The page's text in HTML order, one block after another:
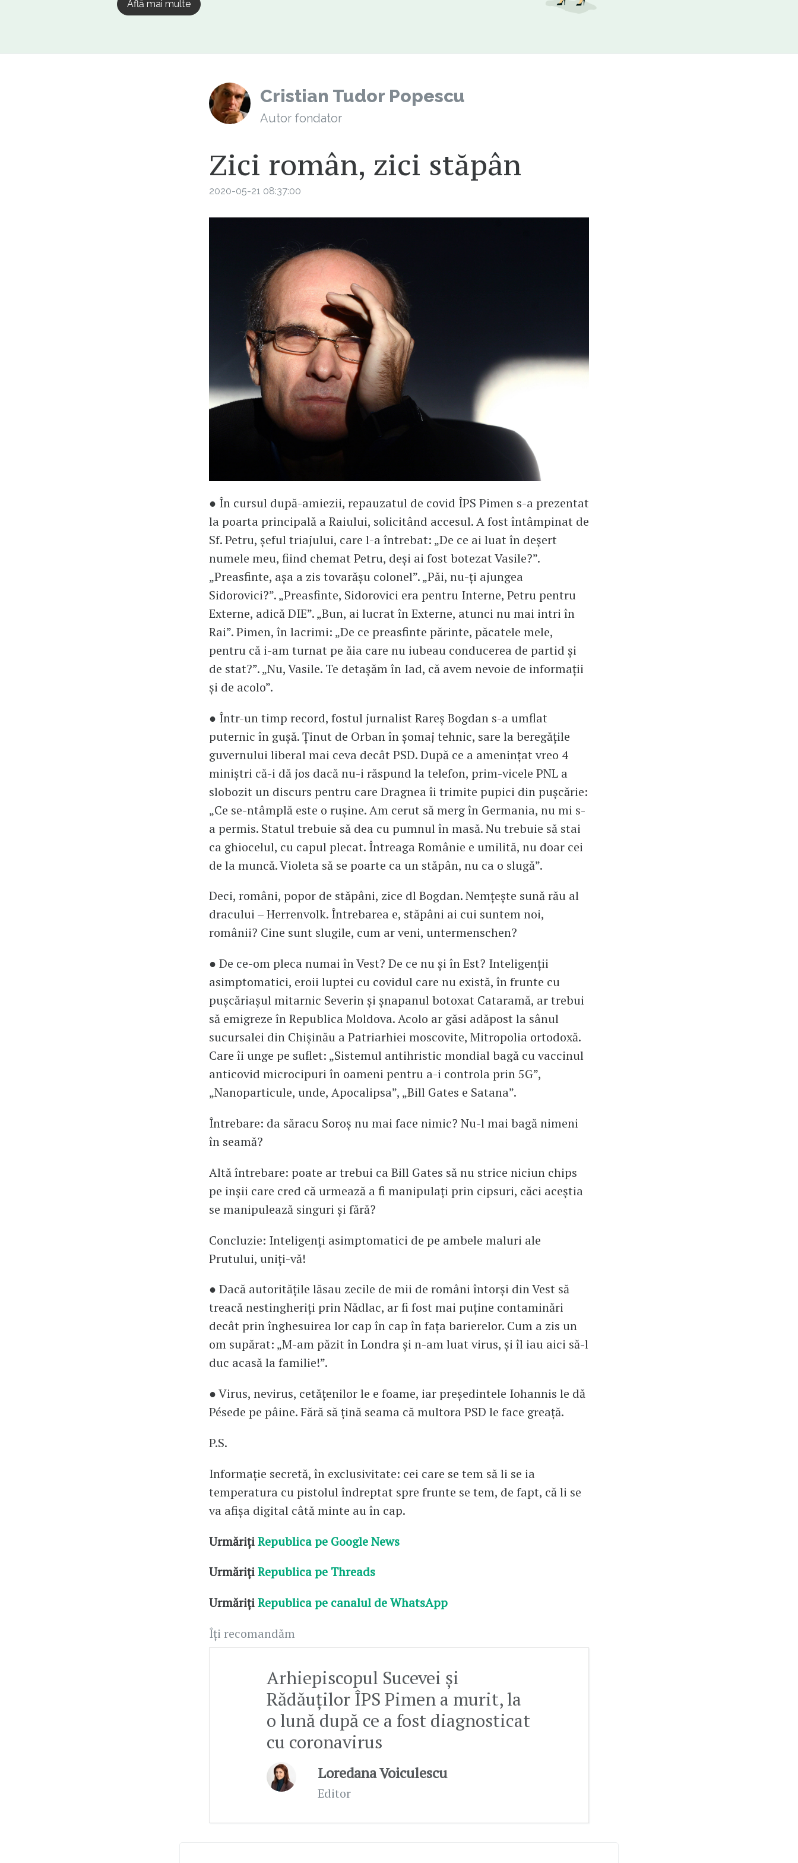
Află mai multe
Cristian Tudor Popescu
Autor fondator
Zici român, zici stăpân
2020-05-21 08:37:00
● În cursul după-amiezii, repauzatul de covid ÎPS Pimen s-a prezentat
la poarta principală a Raiului, solicitând accesul. A fost întâmpinat de
Sf. Petru, șeful triajului, care l-a întrebat: „De ce ai luat în deșert
numele meu, fiind chemat Petru, deși ai fost botezat Vasile?”.
„Preasfinte, așa a zis tovarășu colonel”. „Păi, nu-ți ajungea
Sidorovici?”. „Preasfinte, Sidorovici era pentru Interne, Petru pentru
Externe, adică DIE”. „Bun, ai lucrat în Externe, atunci nu mai intri în
Rai”. Pimen, în lacrimi: „De ce preasfinte părinte, păcatele mele,
pentru că i-am turnat pe ăia care nu iubeau conducerea de partid și
de stat?”. „Nu, Vasile. Te detașăm în Iad, că avem nevoie de informații
și de acolo”.
● Într-un timp record, fostul jurnalist Rareș Bogdan s-a umflat
puternic în gușă. Ținut de Orban în șomaj tehnic, sare la beregățile
guvernului liberal mai ceva decât PSD. După ce a amenințat vreo 4
miniștri că-i dă jos dacă nu-i răspund la telefon, prim-vicele PNL a
slobozit un discurs pentru care Dragnea îi trimite pupici din pușcărie:
„Ce se-ntâmplă este o rușine. Am cerut să merg în Germania, nu mi s-
a permis. Statul trebuie să dea cu pumnul în masă. Nu trebuie să stai
ca ghiocelul, cu capul plecat. Întreaga Românie e umilită, nu doar cei
de la muncă. Violeta să se poarte ca un stăpân, nu ca o slugă”.
Deci, români, popor de stăpâni, zice dl Bogdan. Nemțește sună rău al
dracului – Herrenvolk. Întrebarea e, stăpâni ai cui suntem noi,
românii? Cine sunt slugile, cum ar veni, untermenschen?
● De ce-om pleca numai în Vest? De ce nu și în Est? Inteligenții
asimptomatici, eroii luptei cu covidul care nu există, în frunte cu
pușcăriașul mitarnic Severin și șnapanul botoxat Cataramă, ar trebui
să emigreze în Republica Moldova. Acolo ar găsi adăpost la sânul
sucursalei din Chișinău a Patriarhiei moscovite, Mitropolia ortodoxă.
Care îi unge pe suflet: „Sistemul antihristic mondial bagă cu vaccinul
anticovid microcipuri în oameni pentru a-i controla prin 5G”,
„Nanoparticule, unde, Apocalipsa”, „Bill Gates e Satana”.
Întrebare: da săracu Soroș nu mai face nimic? Nu-l mai bagă nimeni
în seamă?
Altă întrebare: poate ar trebui ca Bill Gates să nu strice niciun chips
pe inșii care cred că urmează a fi manipulați prin cipsuri, căci aceștia
se manipulează singuri și fără?
Concluzie: Inteligenți asimptomatici de pe ambele maluri ale
Prutului, uniți-vă!
● Dacă autoritățile lăsau zecile de mii de români întorși din Vest să
treacă nestingheriți prin Nădlac, ar fi fost mai puține contaminări
decât prin înghesuirea lor cap în cap în fața barierelor. Cum a zis un
om supărat: „M-am păzit în Londra și n-am luat virus, și îl iau aici să-l
duc acasă la familie!”.
● Virus, nevirus, cetățenilor le e foame, iar președintele Iohannis le dă
Pésede pe pâine. Fără să țină seama că multora PSD le face greață.
P.S.
Informație secretă, în exclusivitate: cei care se tem să li se ia
temperatura cu pistolul îndreptat spre frunte se tem, de fapt, că li se
va afișa digital câtă minte au în cap.
UrmărițiRepublica pe Google News
UrmărițiRepublica pe Threads
UrmărițiRepublica pe canalul de WhatsApp
Îți recomandăm
Arhiepiscopul Sucevei şi
Rădăuţilor ÎPS Pimen a murit, la
o lună după ce a fost diagnosticat
cu coronavirus
Loredana Voiculescu
Editor